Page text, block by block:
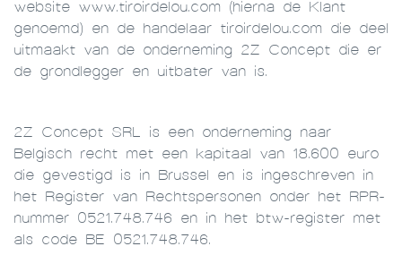
website www.tiroirdelou.com (hierna de Klant
genoemd) en de handelaar tiroirdelou.com die deel
uitmaakt van de onderneming 2Z Concept die er
de grondlegger en uitbater van is.
2Z Concept SRL is een onderneming naar
Belgisch recht met een kapitaal van 18.600 euro
die gevestigd is in Brussel en is ingeschreven in
het Register van Rechtspersonen onder het RPR-
nummer 0521.748.746 en in het btw-register met
als code BE 0521.748.746.